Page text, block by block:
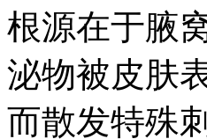
根源在于腋
泌物被皮肤
而散发特殊